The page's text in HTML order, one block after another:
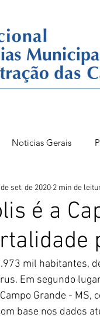
Noticias Gerais
FONAC 84
é a
set. de 2020 2 min de
mil habitantes,
Em segundo
Grande - MS,
base nos dados